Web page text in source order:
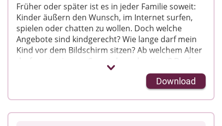
Früher oder später ist es in jeder Familie soweit:
Kinder äußern den Wunsch, im Internet surfen,
spielen oder chatten zu wollen. Doch welche
Angebote sind kindgerecht? Wie lange darf mein
Kind vor dem Bildschirm sitzen? Ab welchem Alter
darf es ein eigenes Smartphone besitzen? Darf
oder soll ich kontrollieren, was mein Kind im
Internet macht? Wenn es darum geht, Kinder
verantwortungsvoll in die digitale Medienwelt zu
Download